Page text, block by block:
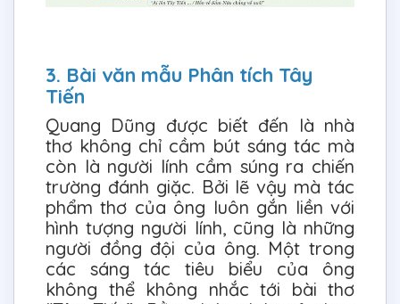
3. Bài văn mẫu Phân tích Tây
Tiến
Quang Dũng được biết đến là nhà
thơ không chỉ cầm bút sáng tác mà
còn là người lính cầm súng ra chiến
trường đánh giặc. Bởi lẽ vậy mà tác
phẩm thơ của ông luôn gắn liền với
hình tượng người lính, cũng là những
người đồng đội của ông. Một trong
các sáng tác tiêu biểu của ông
không thể không nhắc tới bài thơ